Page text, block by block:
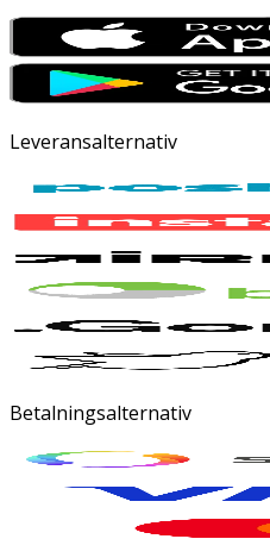
Leveransalternativ
Betalningsalternativ